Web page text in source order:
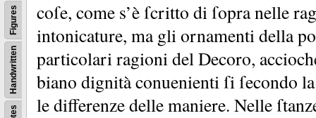
Handwritten
Figures
coſe, come s’è ſcritto di ſopra nelle
intonicature, ma gli ornamenti della
particolari ragioni del Decoro,
biano dignità conuenienti ſi ſecondo
le differenze delle maniere. Nelle